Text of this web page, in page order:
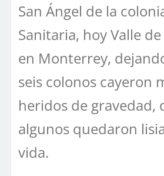
San Ángel de la
Sanitaria, hoy Valle
en Monterrey,
seis colonos cayeron
heridos de gravedad,
algunos quedaron
vida.